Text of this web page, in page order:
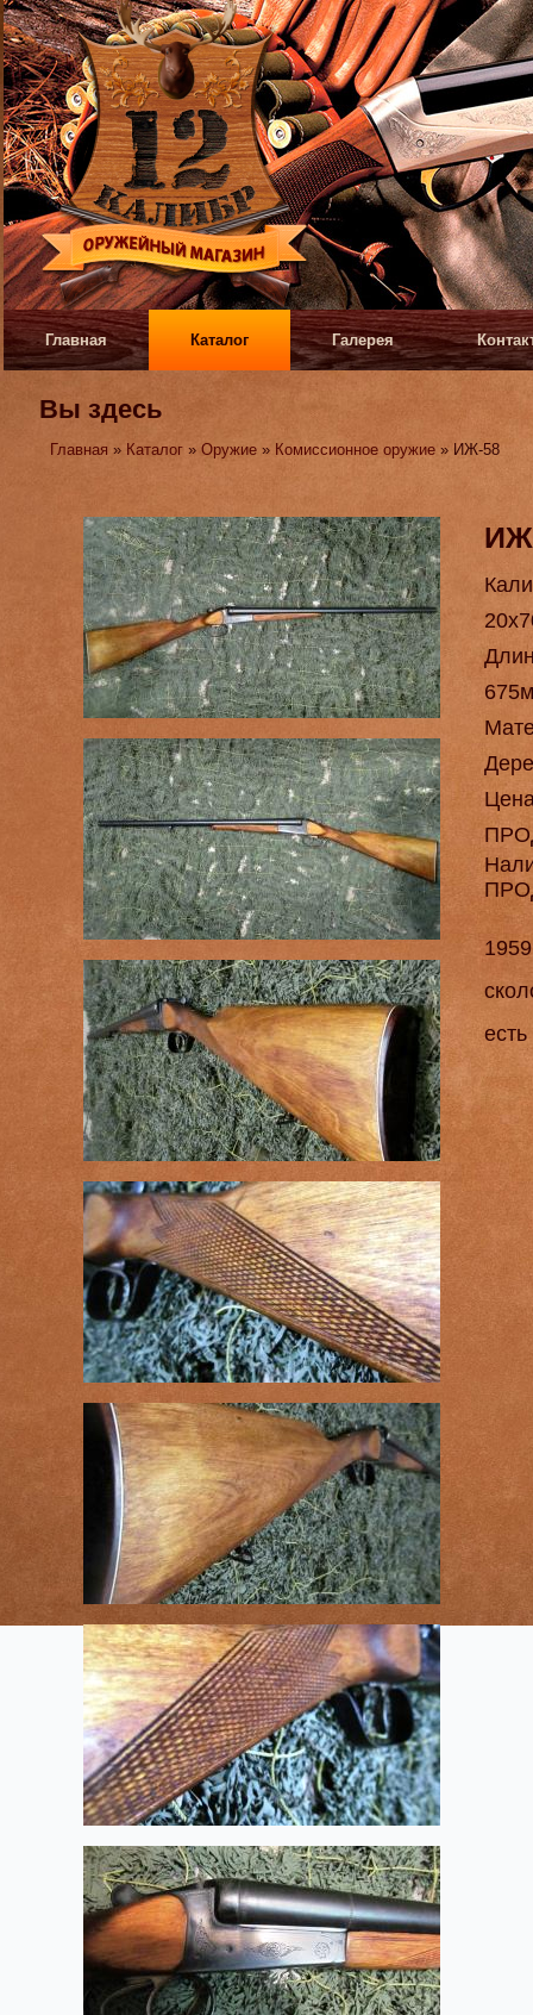
Главная Каталог Галерея
Вы здесь
Главная » Каталог »Оружие » Комиссионное оружие » ИЖ-58